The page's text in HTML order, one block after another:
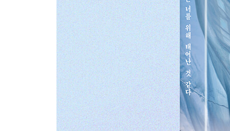
마음을 정확하게 전하려 애쓰자
경청은 오직 사람만이 할 수 있다
‘나였으면’보다 ‘나였어도’의 자세
모두에게 착한 사람일 필요는 없다
혼자 숨어서 너무 오래 머물지 말라
‘미안해’보다는 ‘고마워’
타인이 당신을 모르듯 당신도 타인을 모른다
타인으로 완성되는 ‘나’라는 존재
좁아진 관계는 건강한 방향으로 가고 있다는 신호다
자신을 높은 곳에 두려고 할수록 쉽게 어긋난다